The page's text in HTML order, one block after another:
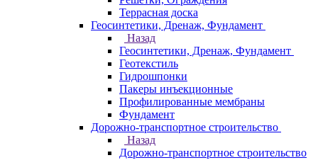
Террасная доска
Геосинтетики, Дренаж, Фундамент
Назад
Геосинтетики, Дренаж, Фундамент
Геотекстиль
Гидрошпонки
Пакеры инъекционные
Профилированные мембраны
Фундамент
Дорожно-транспортное строительство
Назад
Дорожно-транспортное строительство